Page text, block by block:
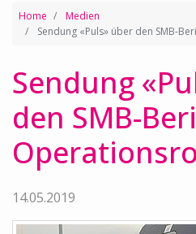
Home
Medien
Sendung «Puls» über den SMB-
Sendung
den SMB-
14.05.2019